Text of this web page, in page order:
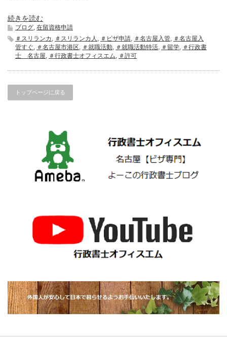
続きを読む
ブログ, 在留資格申請
＃スリランカ , ＃スリランカ人 , ＃ビザ申請, ＃名古屋入管, ＃名古屋入
管すぐ, ＃名古屋市港区, ＃就職活動, ＃就職活動特活, ＃留学, ＃行政書
士 名古屋, ＃行政書士オフィスエム, ＃許可
トップページに戻る